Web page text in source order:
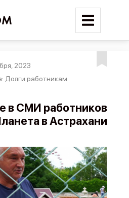
Войти
Поиск
Новости
конфликты
Отчеты
публикацию
2023
Долги работникам
в СМИ работников
в Астрахани